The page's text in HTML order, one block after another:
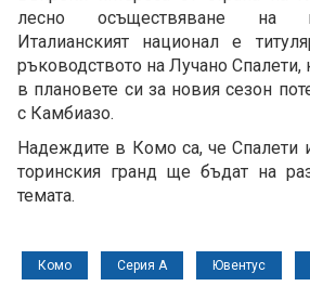
лесно осъществяване на
Италианският национал е
ръководството на Лучано
в плановете си за новия сезон
с Камбиазо.
Надеждите в Комо са, че Спалети
торинския гранд ще бъдат на
темата.
Комо Серия А Ювентус